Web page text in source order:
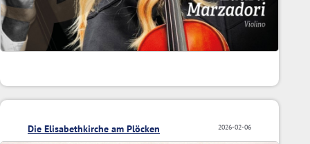
2026-02-06
Die Elisabethkirche am Plöcken